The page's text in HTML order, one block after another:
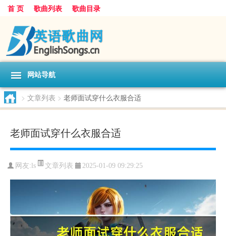
首 页 歌曲列表 歌曲目录
网站导航
> 文章列表 > 老师面试穿什么衣服合适
老师面试穿什么衣服合适
网友: ls 文章列表 2025-01-09 09:29:25